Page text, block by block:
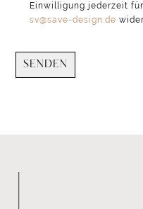
Einwilligung jederzeit
sv@save-design.de